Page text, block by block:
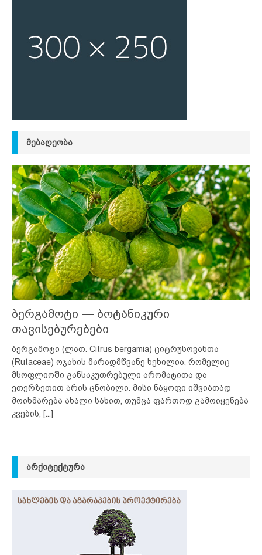
ᲛᲔᲑᲐᲦᲔᲝᲑᲐ
ბერგამოტი — ბოტანიკური
თავისებურებები
ბერგამოტი (ლათ. Citrus bergamia) ციტრუსოვანთა
(Rutaceae) ოჯახის მარადმწვანე ხეხილია, რომელიც
მსოფლიოში განსაკუთრებული არომატითა და
ეთერზეთით არის ცნობილი. მისი ნაყოფი იშვიათად
მოიხმარება ახალი სახით, თუმცა ფართოდ გამოიყენება
კვების,
[...]
ᲐᲠᲥᲘᲢᲔᲥᲢᲣᲠᲐ